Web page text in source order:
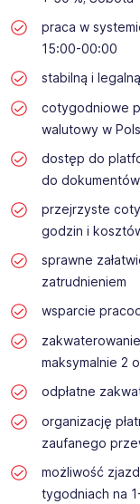
praca w
15:00-00:00
stabilną i
cotygodniowe
walutowy w
dostęp do
do
przejrzyste
godzin i
sprawne
zatrudnieniem
wsparcie
maksymalnie 2
odpłatne
organizację
zaufanego
możliwość
tygodniach na